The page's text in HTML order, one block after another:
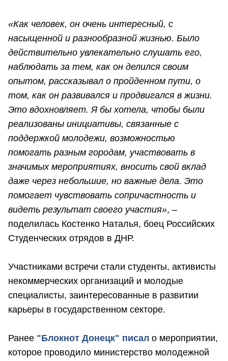
«Как человек, он очень интересный, с
насыщенной и разнообразной жизнью. Было
действительно увлекательно слушать его,
наблюдать за тем, как он делился своим
опытом, рассказывал о пройденном пути, о
том, как он развивался и продвигался в жизни.
Это вдохновляет. Я бы хотела, чтобы были
реализованы инициативы, связанные с
поддержкой молодежи, возможностью
помогать разным городам, участвовать в
значимых мероприятиях, вносить свой вклад
даже через небольшие, но важные дела. Это
помогает чувствовать сопричастность и
видеть результат своего участия», –
поделилась Костенко Наталья, боец Российских
Студенческих отрядов в ДНР.
Участниками встречи стали студенты, активисты
некоммерческих организаций и молодые
специалисты, заинтересованные в развитии
карьеры в государственном секторе.
Ранее "Блокнот Донецк" писал о мероприятии,
которое проводило министерство молодежной